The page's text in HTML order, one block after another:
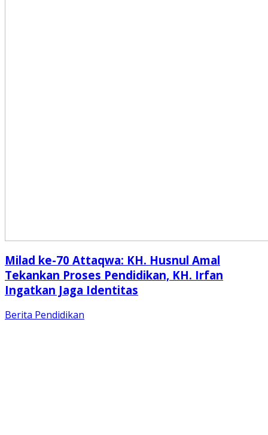
Milad ke-70 Attaqwa: KH. Husnul Amal
Tekankan Proses Pendidikan, KH. Irfan
Ingatkan Jaga Identitas
Berita Pendidikan